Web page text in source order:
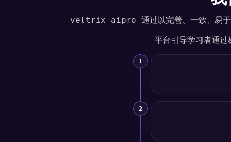
veltrix aipro 通过以完善、一致、易于理
平台引导学习者通过
1
2